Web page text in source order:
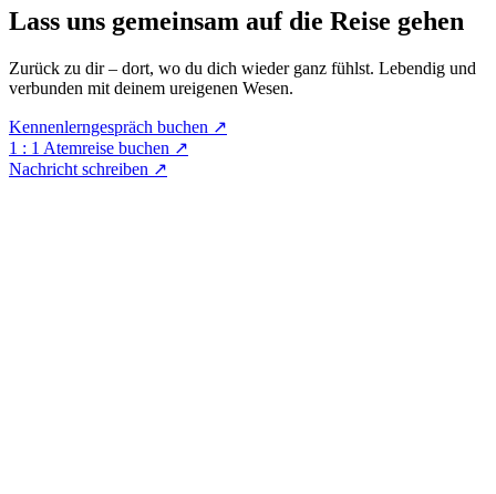
Lass uns gemeinsam auf die Reise gehen
Zurück zu dir – dort, wo du dich wieder ganz fühlst. Lebendig und
verbunden mit deinem ureigenen Wesen.
Kennenlerngespräch buchen ↗︎
1 : 1 Atemreise buchen ↗︎
Nachricht schreiben ↗︎